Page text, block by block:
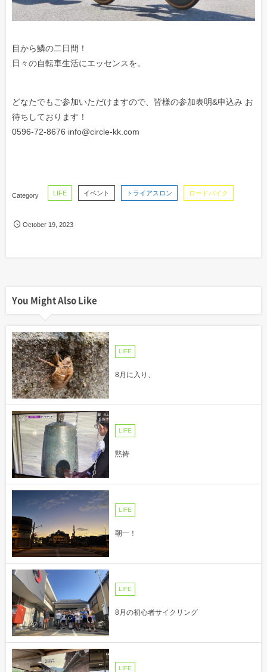
目から鱗の二日間！
日々の自転車生活にエッセンスを。
どなたでもご参加いただけますので、皆様の参加表明&申込み お
待ちしております！
0596-72-8676 info@circle-kk.com
LIFE イベント トライアスロン ロードバイク
October 19 ,2023
You Might Also Like
LIFE
8月に入り、
LIFE
黙祷
LIFE
朝一！
LIFE
8月の初心者サイクリング
LIFE